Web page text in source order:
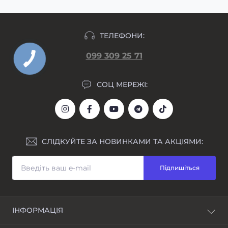
ТЕЛЕФОНИ:
099 309 25 71
СОЦ МЕРЕЖІ:
СЛІДКУЙТЕ ЗА НОВИНКАМИ ТА АКЦІЯМИ:
Підпишіться
ІНФОРМАЦІЯ